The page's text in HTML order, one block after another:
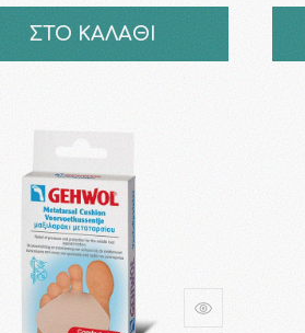
ΣΤΟ ΚΑΛΑΘΙ